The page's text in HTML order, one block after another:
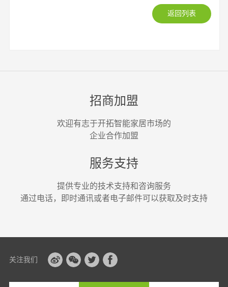
返回列表
招商加盟
欢迎有志于开拓智能家居市场的
企业合作加盟
服务支持
提供专业的技术支持和咨询服务
通过电话，即时通讯或者电子邮件可以获取及时支持
关注我们